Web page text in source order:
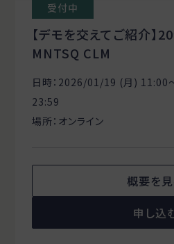
受付中
【デモを交えてご紹介】
MNTSQ CLM
日時：2026/01/19 (月)
23:59
場所：オンライン
概要を
申し込